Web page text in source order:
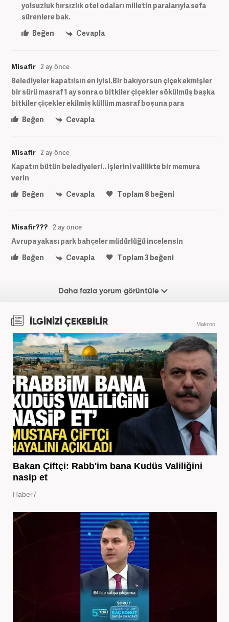
yolsuzluk hırsızlık otel odaları milletin paralarıyla sefa
sürenlere bak.
Beğen
Cevapla
Misafir 2 ay önce
Belediyeler kapatılsın en iyisi.Bir bakıyorsun çiçek ekmişler
bir sürü masraf 1 ay sonra o bitkiler çiçekler sökülmüş başka
bitkiler çiçekler ekilmiş küllüm masraf boşuna para
Beğen
Cevapla
Misafir 2 ay önce
Kapatın bütün belediyeleri.. işlerini valilikte bir memura
verin
Beğen
Cevapla Toplam8beğeni
Misafir??? 2 ay önce
Avrupa yakası park bahçeler müdürlüğü incelensin
Beğen
Cevapla Toplam3beğeni
Daha fazla yorum görüntüle
İLGİNİZİ ÇEKEBİLİR Makroo
Bakan Çiftçi: Rabb'im bana Kudüs Valiliğini
nasip et
Haber7